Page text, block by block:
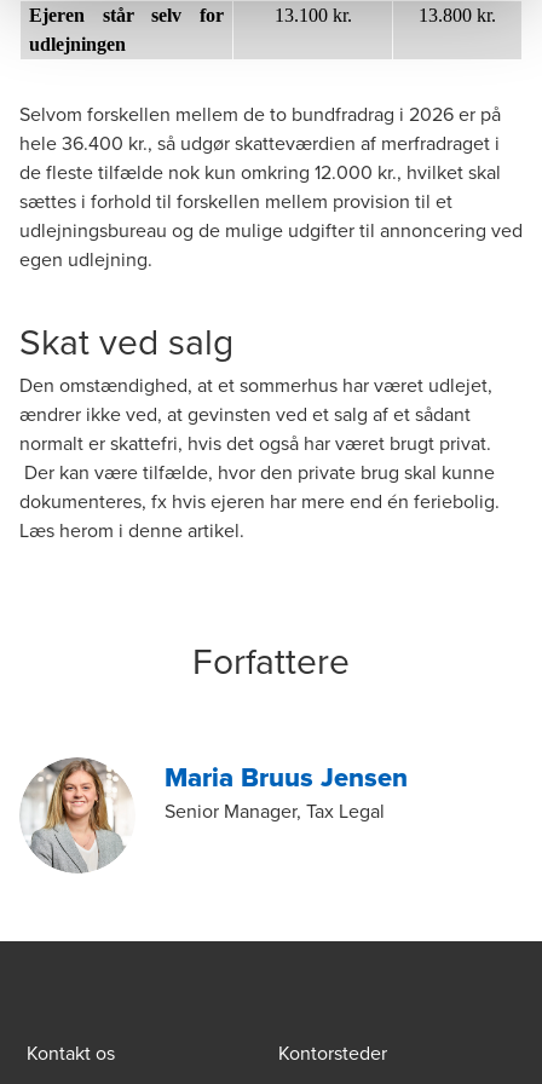
Ejeren står selv for
udlejningen
13.100 kr. 13.800 kr.
Selvom forskellen mellem de to bundfradrag i 2026 er på
hele 36.400 kr., så udgør skatteværdien af merfradraget i
de fleste tilfælde nok kun omkring 12.000 kr., hvilket skal
sættes i forhold til forskellen mellem provision til et
udlejningsbureau og de mulige udgifter til annoncering ved
egen udlejning.
Skat ved salg
Den omstændighed, at et sommerhus har været udlejet,
ændrer ikke ved, at gevinsten ved et salg af et sådant
normalt er skattefri, hvis det også har været brugt privat.
Der kan være tilfælde, hvor den private brug skal kunne
dokumenteres, fx hvis ejeren har mere end én feriebolig.
Læs herom i denne artikel.
Forfattere
Maria Bruus Jensen
Senior Manager, Tax Legal
Kontakt os Kontorsteder